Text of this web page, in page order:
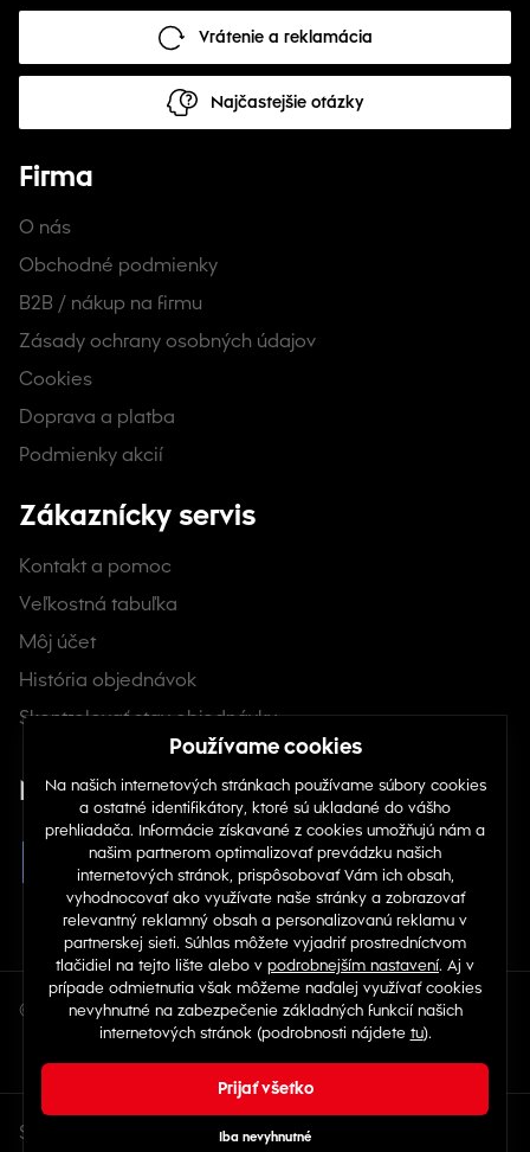
Vrátenie a reklamácia
Najčastejšie otázky
Firma
O nás
Obchodné podmienky
B2B / nákup na firmu
Zásady ochrany osobných údajov
Cookies
Doprava a platba
Podmienky akcií
Zákaznícky servis
Kontakt a pomoc
Veľkostná tabuľka
Môj účet
História objednávok
Skontrolovať stav objednávky
Nájdete nás na sociálnych sieťach
© Copyright 2026 TOP 1 IT Solutions, s.r.o.
Sme aj v ďalších krajinách